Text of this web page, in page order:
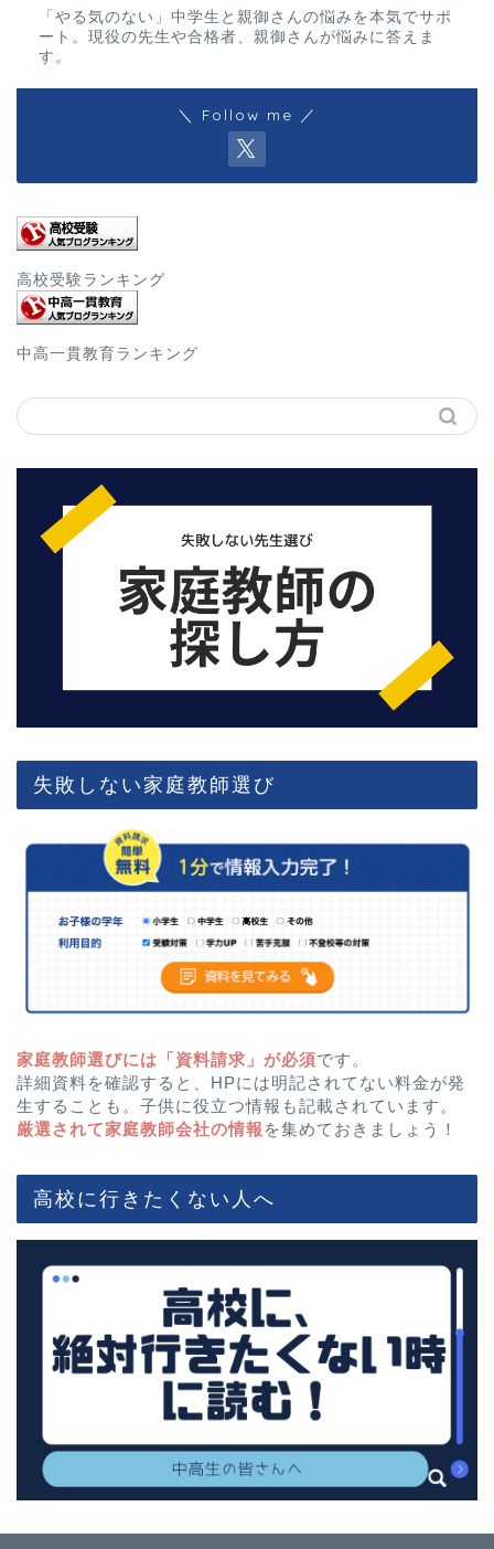
「やる気のない」中学生と親御さんの悩みを本気でサポ
ート。現役の先生や合格者、親御さんが悩みに答えま
す。
＼ Follow me ／
高校受験ランキング
中高一貫教育ランキング
失敗しない家庭教師選び
家庭教師選びには「資料請求」が必須です。
詳細資料を確認すると、HPには明記されてない料金が発
生することも。子供に役立つ情報も記載されています。
厳選されて家庭教師会社の情報 を集めておきましょう！
高校に行きたくない人へ